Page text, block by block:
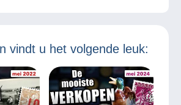
vindt u het volgende leuk: